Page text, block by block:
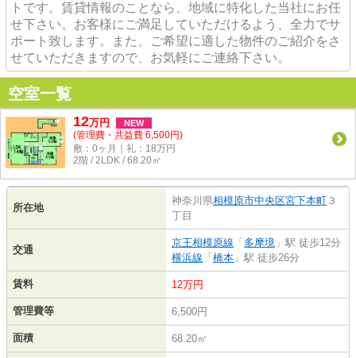
トです。賃貸情報のことなら、地域に特化した当社にお任
せ下さい。お客様にご満足していただけるよう、全力でサ
ポート致します。また、ご希望に適した物件のご紹介をさ
せていただきますので、お気軽にご連絡下さい。
空室一覧
12万円 NEW
(管理費・共益費 6,500円)
敷：0ヶ月｜礼：18万円
2階 / 2LDK / 68.20㎡
所在地
神奈川県相模原市中央区宮下本町 ３
丁目
交通
京王相模原線 「 多摩境 」駅 徒歩12分
横浜線 「 橋本 」駅 徒歩26分
賃料 12万円
管理費等 6,500円
面積 68.20㎡